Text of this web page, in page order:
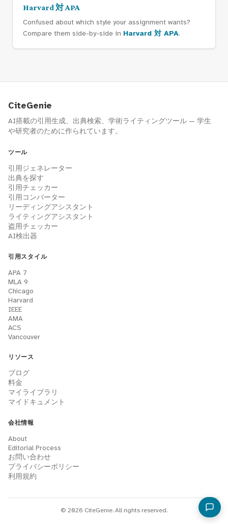
Harvard 対 APA
Confused about which style your assignment wants?
Compare them side-by-side in Harvard 対 APA.
CiteGenie
AI搭載の引用生成、出典検索、学術ライティングツール — 学生
や研究者のために作られています。
ツール
引用ジェネレーター
出典を探す
引用チェッカー
引用コンバーター
リーディングアシスタント
ライティングアシスタント
盗用チェッカー
AI検出器
引用スタイル
APA 7
MLA 9
Chicago
Harvard
IEEE
AMA
ACS
Vancouver
リソース
ブログ
料金
マイライブラリ
マイドキュメント
会社情報
About
Editorial Process
お問い合わせ
プライバシーポリシー
利用規約
© 2026 CiteGenie. All rights reserved.